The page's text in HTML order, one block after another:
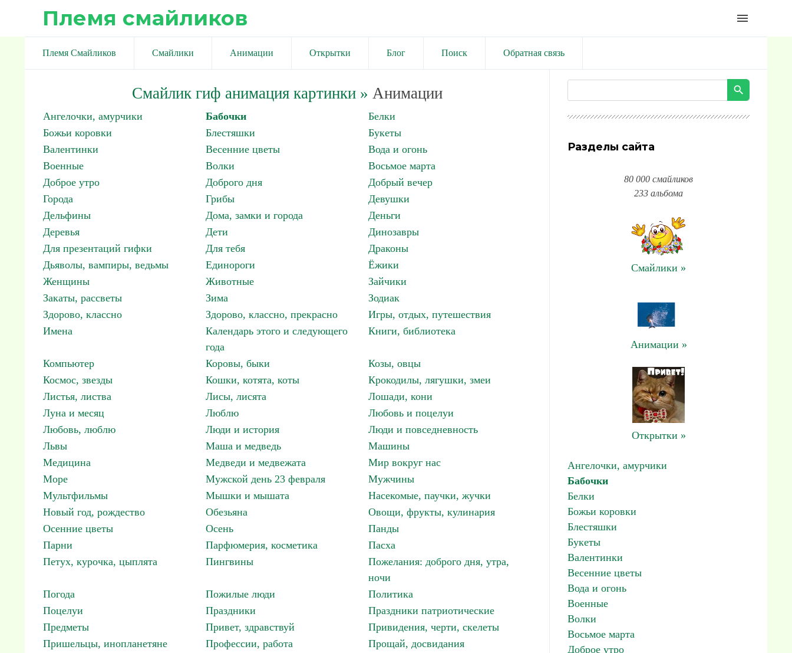
Племя смайликов menu
Племя Смайликов Смайлики Анимации Открытки Блог Поиск Обратная связь
Смайлик гиф анимация картинки» Анимации
Ангелочки, амурчики Бабочки
Белки
Божьи коровки
Блестяшки
Букеты
Валентинки
Весенние цветы
Вода и огонь
Военные
Волки
Восьмое марта
Доброе утро
Доброго дня
Добрый вечер
Города
Грибы
Девушки
Дельфины
Дома, замки и города
Деньги
Деревья
Дети
Динозавры
Для презентаций гифки
Для тебя
Драконы
Дьяволы, вампиры, ведьмы
Единороги
Ёжики
Женщины
Животные
Зайчики
Закаты, рассветы
Зима
Зодиак
Здорово, классно
Здорово, классно, прекрасно
Игры, отдых, путешествия
Имена
Календарь этого и следующего
года
Книги, библиотека
Компьютер Коровы, быки
Козы, овцы
Космос, звезды
Кошки, котята, коты
Крокодилы, лягушки, змеи
Листья, листва
Лисы, лисята
Лошади, кони
Луна и месяц
Люблю
Любовь и поцелуи
Любовь, люблю
Люди и история
Люди и повседневность
Львы
Маша и медведь
Машины
Медицина
Медведи и медвежата
Мир вокруг нас
Море
Мужской день 23 февраля
Мужчины
Мультфильмы
Мышки и мышата
Насекомые, паучки, жучки
Новый год, рождество
Обезьяна
Овощи, фрукты, кулинария
Осенние цветы
Осень
Панды
Парни
Парфюмерия, косметика
Пасха
Петух, курочка, цыплята
Пингвины
Пожелания: доброго дня, утра,
ночи
Погода
Пожилые люди
Политика
Поцелуи
Праздники
Праздники патриотические
Предметы
Привет, здравствуй
Привидения, черти, скелеты
Пришельцы, инопланетяне
Профессии, работа
Прощай, досвидания
Разделы сайта
80 000 смайликов
233 альбома
Смайлики »
Анимации »
Открытки »
Ангелочки, амурчики
Бабочки
Белки
Божьи коровки
Блестяшки
Букеты
Валентинки
Весенние цветы
Вода и огонь
Военные
Волки
Восьмое марта
Доброе утро